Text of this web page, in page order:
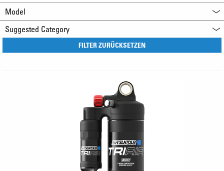
Model
Suggested Category
FILTER ZURÜCKSETZEN